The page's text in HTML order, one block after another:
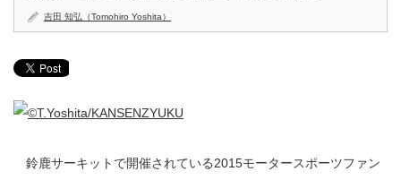
吉田 知弘（Tomohiro Yoshita）
鈴鹿サーキットで開催されている2015モータースポーツファン